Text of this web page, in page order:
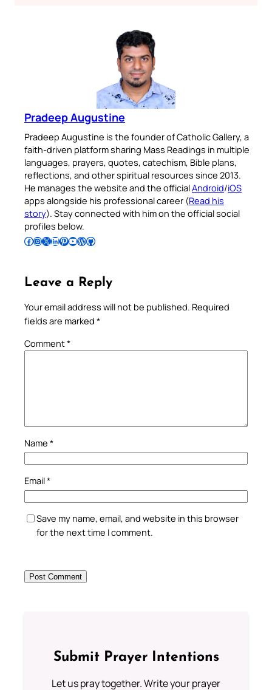
Pradeep Augustine
Pradeep Augustine is the founder of Catholic Gallery, a
faith-driven platform sharing Mass Readings in multiple
languages, prayers, quotes, catechism, Bible plans,
reflections, and other spiritual resources since 2013.
He manages the website and the officialAndroid/iOS
apps alongside his professional career (Read his
story). Stay connected with him on the official social
profiles below.
Follow Pradeep on Facebook Follow Pradeep on InstagramFollow Pradeep on X Follow Pradeep on LinkedIn Follow Pradeep on Pinterest Subscribe to Pradeep’s Youtube Channel Follow Pradeep on WordPress Follow Pradeep on GitHub
Leave a Reply
Your email address will not be published. Required
fields are marked *
Comment*
Name *
Email*
Save my name, email, and website in this browser
for the next time I comment.
Submit Prayer Intentions
Let us pray together. Write your prayer